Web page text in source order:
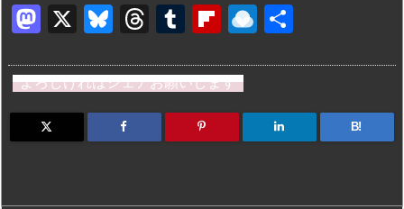
M
st
o
d
X
Bl
e
s
k
T
e
a
d
T
m
bl
r
Fl
b
o
ar
R
n
dr
o
よろしければシェアお願いします
B!